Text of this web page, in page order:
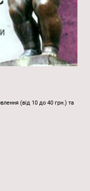
(від 10 до 40 грн.) та